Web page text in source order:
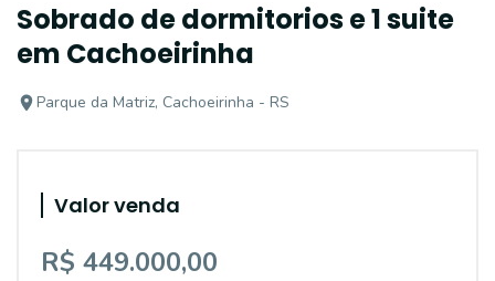
Sobrado de dormitorios e 1 suite
em Cachoeirinha
Parque da Matriz, Cachoeirinha - RS
Valor venda
R$ 449.000,00